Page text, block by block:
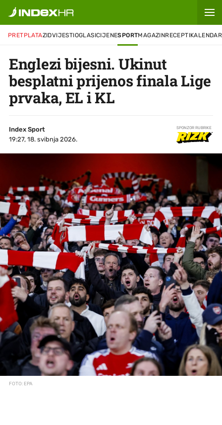
PRETPLATAZIDVIJESTIOGLASICIJENESPORTMAGAZINRECEPTIKALENDAR
Englezi bijesni. Ukinut
besplatni prijenos finala Lige
prvaka, EL i KL
Index Sport
19:27, 18. svibnja 2026.
SPONZOR RUBRIKE
FOTO: EPA